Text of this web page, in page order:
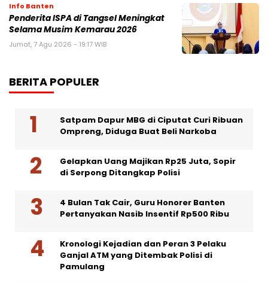
Info Banten
Penderita ISPA di Tangsel Meningkat
Selama Musim Kemarau 2026
Jumat, 7 Agu 2026 - 19:17 WIB
BERITA POPULER
Satpam Dapur MBG di Ciputat Curi Ribuan
Ompreng, Diduga Buat Beli Narkoba
Gelapkan Uang Majikan Rp25 Juta, Sopir
di Serpong Ditangkap Polisi
4 Bulan Tak Cair, Guru Honorer Banten
Pertanyakan Nasib Insentif Rp500 Ribu
Kronologi Kejadian dan Peran 3 Pelaku
Ganjal ATM yang Ditembak Polisi di
Pamulang